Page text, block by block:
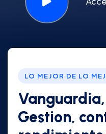
LO MEJOR DE LO
Gestion,